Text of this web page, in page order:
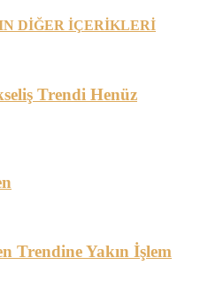
DİĞER İÇERİKLERİ
Trendi Henüz
Trendine Yakın İşlem